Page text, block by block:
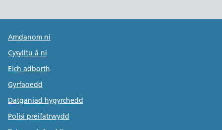
Public Health Wales Support links
Amdanom ni
Cysylltu â ni
Eich adborth
Gyrfaoedd
Datganiad hygyrchedd
Polisi preifatrwydd